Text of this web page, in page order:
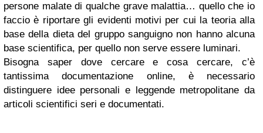
persone malate di qualche grave malattia… quello che io
faccio è riportare gli evidenti motivi per cui la teoria alla
base della dieta del gruppo sanguigno non hanno alcuna
base scientifica, per quello non serve essere luminari.
Bisogna saper dove cercare e cosa cercare, c’è
tantissima documentazione online, è necessario
distinguere idee personali e leggende metropolitane da
articoli scientifici seri e documentati.